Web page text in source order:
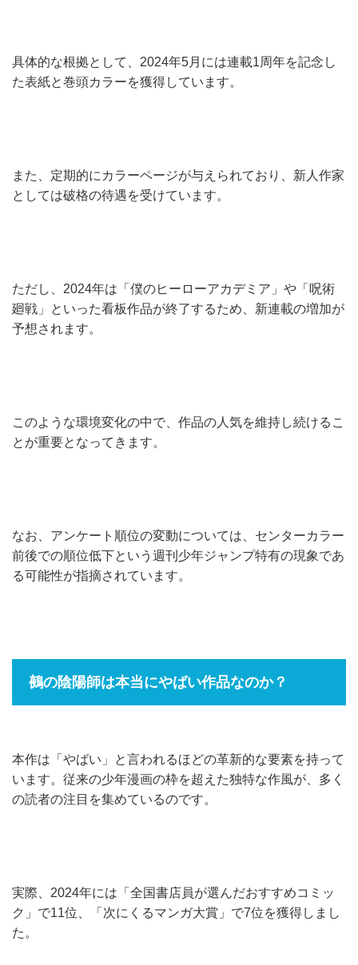
具体的な根拠として、2024年5月には連載1周年を記念し
た表紙と巻頭カラーを獲得しています。
また、定期的にカラーページが与えられており、新人作家
としては破格の待遇を受けています。
ただし、2024年は「僕のヒーローアカデミア」や「呪術
廻戦」といった看板作品が終了するため、新連載の増加が
予想されます。
このような環境変化の中で、作品の人気を維持し続けるこ
とが重要となってきます。
なお、アンケート順位の変動については、センターカラー
前後での順位低下という週刊少年ジャンプ特有の現象であ
る可能性が指摘されています。
鵺の陰陽師は本当にやばい作品なのか？
本作は「やばい」と言われるほどの革新的な要素を持って
います。従来の少年漫画の枠を超えた独特な作風が、多く
の読者の注目を集めているのです。
実際、2024年には「全国書店員が選んだおすすめコミッ
ク」で11位、「次にくるマンガ大賞」で7位を獲得しまし
た。